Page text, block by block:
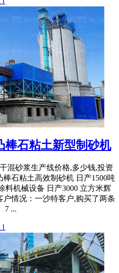
棒石粘土新型制砂机
混砂浆生产线价格,多少钱,投资
棒石粘土高效制砂机 日产1500吨
料机械设备 日产3000 立方米辉
户情况：一沙特客户,购买了两条
7 ...